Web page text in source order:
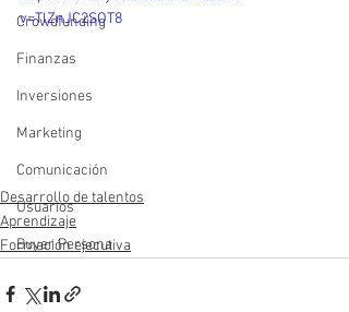
Crowdfunding
Finanzas
Inversiones
Marketing
Comunicación
Usuarios
Buyer Persona
v=TlZnJC2SOT8
Desarrollo de talentos
Aprendizaje
Formación ejecutiva